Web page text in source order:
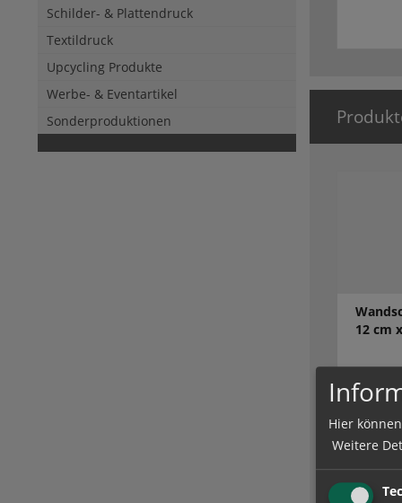
Schilder- & Plattendruck
Textildruck
Upcycling Produkte
Werbe- & Eventartikel
Sonderproduktionen
12 cm
zum
Hier
Weitere